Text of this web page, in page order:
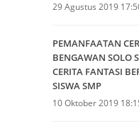
29 Agustus 2019
PEMANFAATAN
BENGAWAN SOLO
CERITA FANTASI
SISWA SMP
10 Oktober 2019